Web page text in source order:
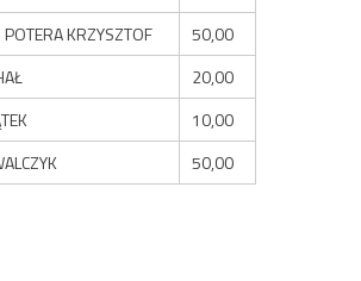
KRZYSZTOF
50,00
20,00
10,00
50,00